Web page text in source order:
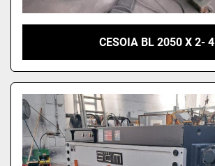
CESOIA BL 2050 X 2- 4